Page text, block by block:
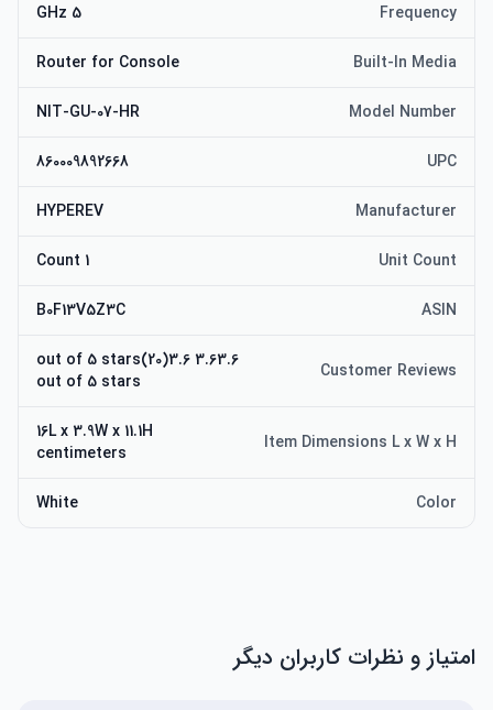
Frequency
5 GHz
Built-In Media
Router for Console
Model Number
NIT-GU-07-HR
UPC
860009892668
Manufacturer
HYPEREV
Unit Count
1 Count
ASIN
B0F13V5Z3C
Customer Reviews
3.63.6 out of 5 stars(20)3.6
out of 5 stars
Item Dimensions L x W x H
16L x 3.9W x 11.1H
centimeters
Color
White
امتیاز و نظرات کاربران دیگر